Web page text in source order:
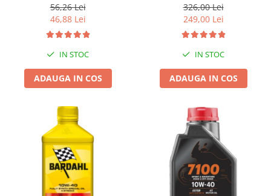
56,26 Lei
46,88 Lei
IN STOC
ADAUGA IN COS
326,00 Lei
249,00 Lei
IN STOC
ADAUGA IN COS